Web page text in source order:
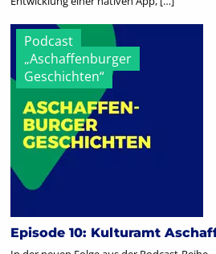
Podcast
„Aschaffenburger
Geschichten“
Episode 10: Kulturamt